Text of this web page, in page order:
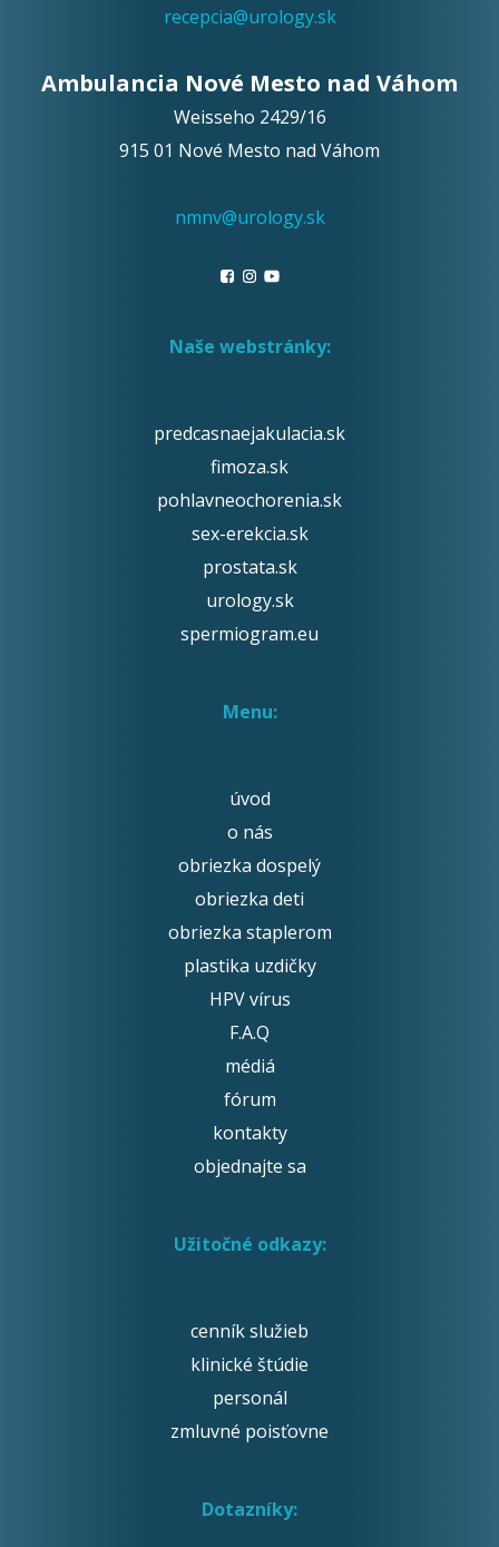
recepcia@urology.sk
Ambulancia Nové Mesto nad Váhom
Weisseho 2429/16
915 01 Nové Mesto nad Váhom
nmnv@urology.sk
Naše webstránky:
predcasnaejakulacia.sk
fimoza.sk
pohlavneochorenia.sk
sex-erekcia.sk
prostata.sk
urology.sk
spermiogram.eu
Menu:
úvod
o nás
obriezka dospelý
obriezka deti
obriezka staplerom
plastika uzdičky
HPV vírus
F.A.Q
médiá
fórum
kontakty
objednajte sa
Užitočné odkazy:
cenník služieb
klinické štúdie
personál
zmluvné poisťovne
Dotazníky: